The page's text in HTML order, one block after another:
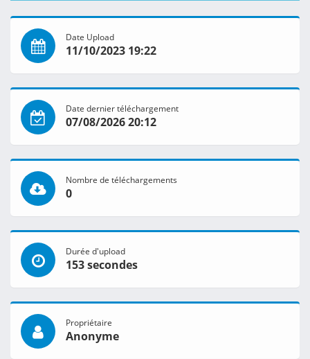
Date Upload
11/10/2023 19:22
Date dernier téléchargement
07/08/2026 20:12
Nombre de téléchargements
0
Durée d'upload
153 secondes
Propriétaire
Anonyme